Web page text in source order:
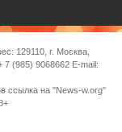
129110, г. Москва,
7 (985) 9068662 E-mail:
ссылка на "News-w.org"